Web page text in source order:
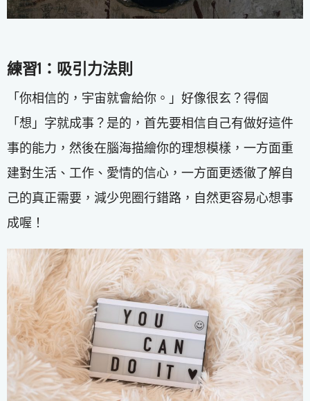
練習1：吸引力法則
「你相信的，宇宙就會給你。」好像很玄？得個
「想」字就成事？是的，首先要相信自己有做好這件
事的能力，然後在腦海描繪你的理想模樣，一方面重
建對生活、工作、愛情的信心，一方面更透徹了解自
己的真正需要，減少兜圈行錯路，自然更容易心想事
成喔！